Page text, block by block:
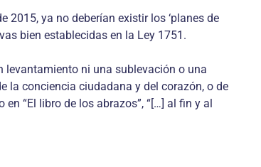
2015, ya no deberían existir los ‘planes de
bien establecidas en la Ley 1751.
levantamiento ni una sublevación o una
la conciencia ciudadana y del corazón, o de
“El libro de los abrazos”, “[…] al fin y al